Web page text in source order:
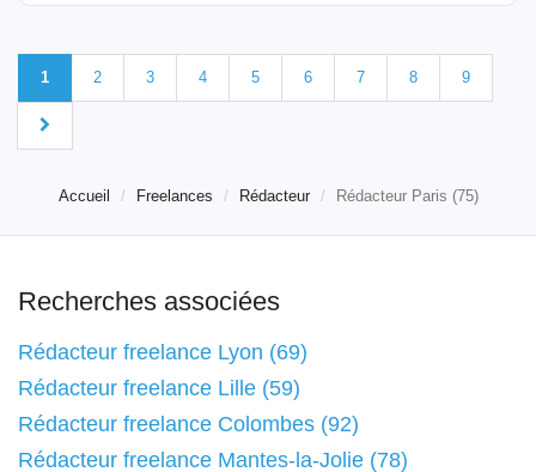
1 2 3 4 5 6 7 8 9
Accueil Freelances Rédacteur Rédacteur Paris (75)
Recherches associées
Rédacteur freelance Lyon (69)
Rédacteur freelance Lille (59)
Rédacteur freelance Colombes (92)
Rédacteur freelance Mantes-la-Jolie (78)